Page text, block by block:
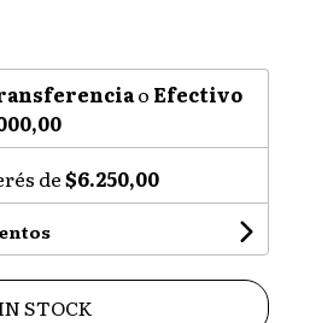
o Efectivo
de$6.250,00
STOCK